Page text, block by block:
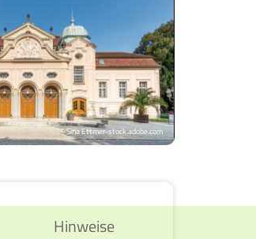
© Sina Ettmer-stock.adobe.com
Hinweise